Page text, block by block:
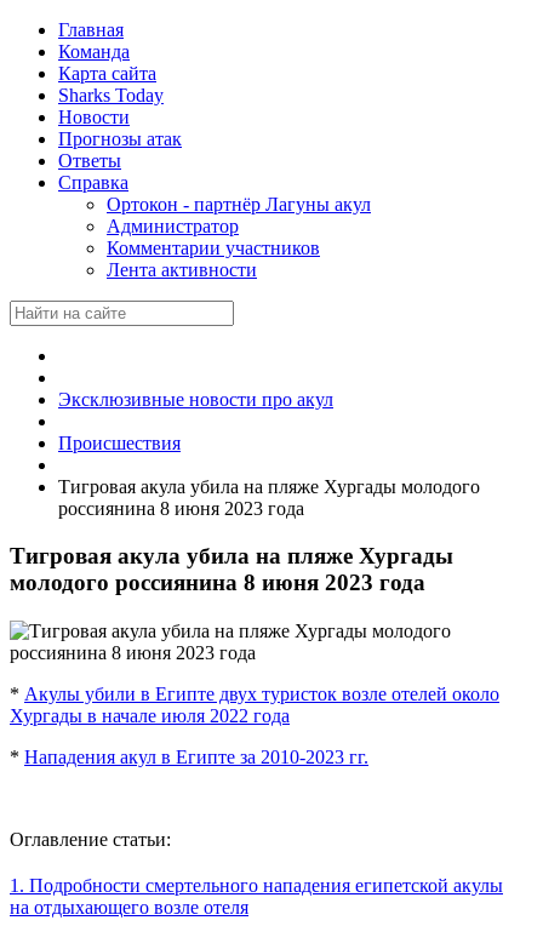
Главная
Команда
Карта сайта
Sharks Today
Новости
Прогнозы атак
Ответы
Справка
Ортокон - партнёр Лагуны акул
Администратор
Комментарии участников
Лента активности
Эксклюзивные новости про акул
Происшествия
Тигровая акула убила на пляже Хургады молодого
россиянина 8 июня 2023 года
Тигровая акула убила на пляже Хургады
молодого россиянина 8 июня 2023 года
* Акулы убили в Египте двух туристок возле отелей около
Хургады в начале июля 2022 года
* Нападения акул в Египте за 2010-2023 гг.
Оглавление статьи:
1. Подробности смертельного нападения египетской акулы
на отдыхающего возле отеля